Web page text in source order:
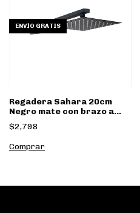
ENVÍO GRATIS
Regadera Sahara 20cm
Negro mate con brazo a
muro
$2,798
Comprar